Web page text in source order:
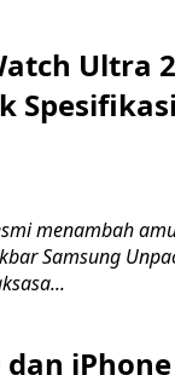
Ultra
menambah
Samsung
dan